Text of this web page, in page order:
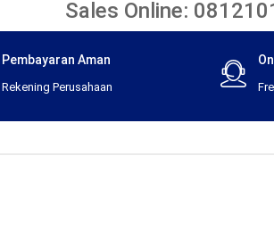
Sales Online:
Pembayaran Aman
Rekening Perusahaan